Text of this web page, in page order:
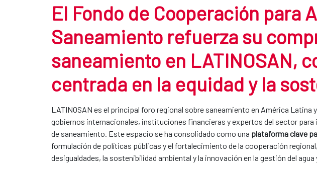
El Fondo de Cooperación para
Saneamiento refuerza su
saneamiento en LATINOSAN,
centrada en la equidad y la
LATINOSAN es el principal foro regional sobre saneamiento en América Latina
gobiernos internacionales, instituciones financieras y expertos del sector para
de saneamiento. Este espacio se ha consolidado como una plataforma clave
formulación de políticas públicas y el fortalecimiento de la cooperación
desigualdades, la sostenibilidad ambiental y la innovación en la gestión del agua